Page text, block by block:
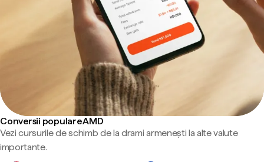
Conversii populare AMD
Vezi cursurile de schimb de la drami armenești la alte valute
importante.